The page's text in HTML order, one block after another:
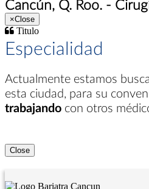
Cancún, Q. Roo. -
×Close
Titulo
Especialidad
Actualmente estamos
esta ciudad, para su
trabajando con otros
Close